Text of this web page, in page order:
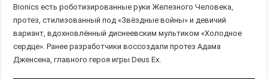
Bionics есть роботизированные руки Железного Человека,
протез, стилизованный под «Звёздные войны» и девичий
вариант, вдохновлённый диснеевским мультиком «Холодное
сердце». Ранее разработчики воссоздали протез Адама
Дженсена, главного героя игры Deus Ex.